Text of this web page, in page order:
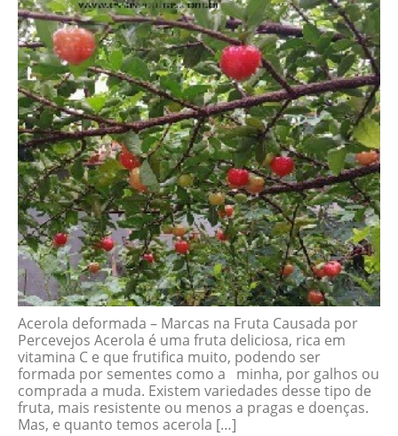
Acerola deformada – Marcas na Fruta Causada por
Percevejos Acerola é uma fruta deliciosa, rica em
vitamina C e que frutifica muito, podendo ser
formada por sementes como a minha, por galhos ou
comprada a muda. Existem variedades desse tipo de
fruta, mais resistente ou menos a pragas e doenças.
Mas, e quanto temos acerola […]